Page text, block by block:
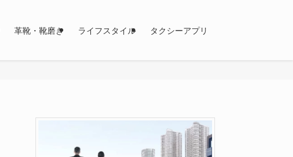
革靴・靴磨き ライフスタイル タクシーアプリ